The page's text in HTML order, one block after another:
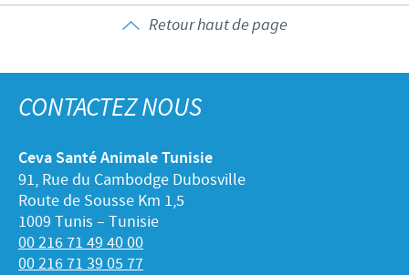
Retour haut de page
CONTACTEZ NOUS
Ceva Santé Animale Tunisie
91, Rue du Cambodge Dubosville
Route de Sousse Km 1,5
1009 Tunis – Tunisie
00 216 71 49 40 00
00 216 71 39 05 77